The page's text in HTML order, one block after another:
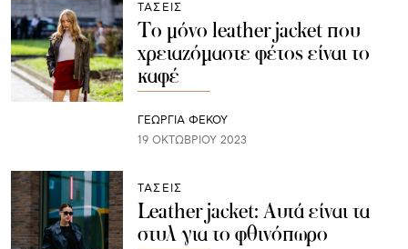
ΤΑΣΕΙΣ
To μόνο leather jacket που
χρειαζόμαστε φέτος είναι το
καφέ
ΓΕΩΡΓΙΑ ΦΕΚΟΥ
19 ΟΚΤΩΒΡΊΟΥ 2023
ΤΑΣΕΙΣ
Leather jacket: Αυτά είναι τα
στυλ για το φθινόπωρο